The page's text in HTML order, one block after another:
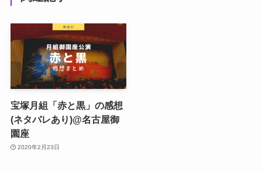
宝塚月組「赤と黒」の感想
(ネタバレあり)@名古屋御
園座
2020年2月23日